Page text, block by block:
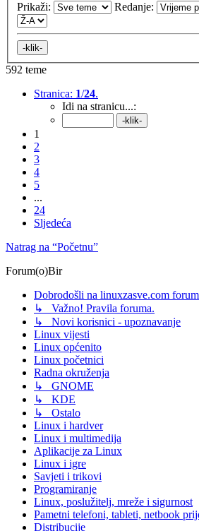
Prikaži:
Redanje:
592 teme
Stranica: 1/24.
Idi na stranicu...:
1
2
3
4
5
...
24
Sljedeća
Natrag na “Početnu”
Forum(o)Bir
Dobrodošli na linuxzasve.com forum
↳ Važno! Pravila foruma.
↳ Novi korisnici - upoznavanje
Linux vijesti
Linux općenito
Linux početnici
Radna okruženja
↳ GNOME
↳ KDE
↳ Ostalo
Linux i hardver
Linux i multimedija
Aplikacije za Linux
Linux i igre
Savjeti i trikovi
Programiranje
Linux, poslužitelj, mreže i sigurnost
Pametni telefoni, tableti, netbook
Distribucije